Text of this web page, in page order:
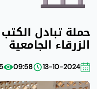
حملة تبادل
الزرقاء الجامعية
13-10-2024
09:58